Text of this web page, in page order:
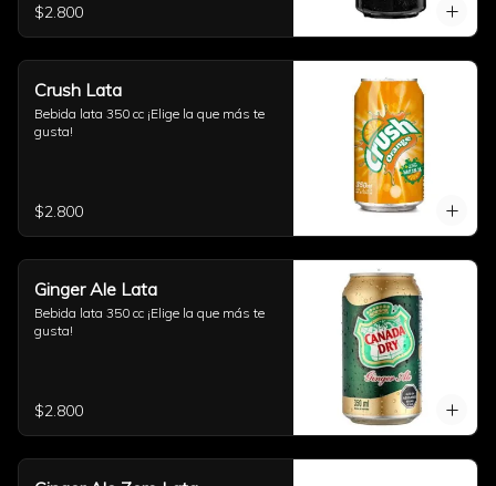
$2.800
Crush Lata
Bebida lata 350 cc ¡Elige la que más te
gusta!
$2.800
Ginger Ale Lata
Bebida lata 350 cc ¡Elige la que más te
gusta!
$2.800